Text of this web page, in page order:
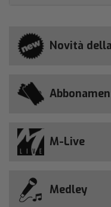
Novità
M-Live
Medley